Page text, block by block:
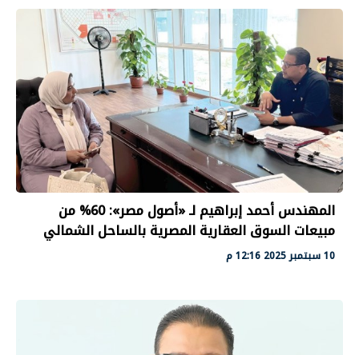
المهندس أحمد إبراهيم لـ «أصول مصر»: 60% من
مبيعات السوق العقارية المصرية بالساحل الشمالي
10 سبتمبر 2025 12:16 م